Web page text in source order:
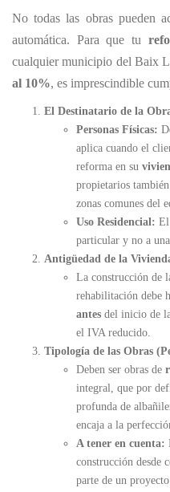
No todas las obras pueden
automática. Para que tu
cualquier municipio del Baix
al 10%, es imprescindible
El Destinatario de la
Personas Físicas:
aplica cuando el
reforma en su
propietarios
zonas comunes del
Uso Residencial: El
particular y no a
Antigüedad de la
La construcción de
rehabilitación debe
antes del inicio de
el IVA reducido.
Tipología de las Obras
Deben ser obras de
integral, que por
profunda de
encaja a la
A tener en cuenta:
construcción desde
parte de un